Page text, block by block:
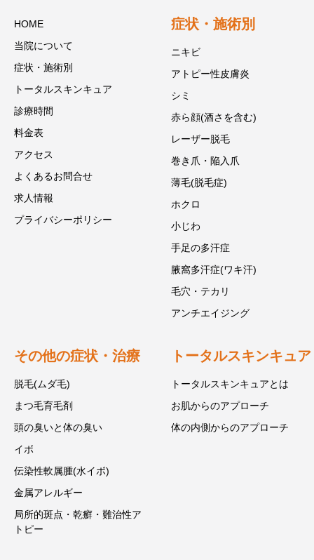
HOME
当院について
症状・施術別
トータルスキンキュア
診療時間
料金表
アクセス
よくあるお問合せ
求人情報
プライバシーポリシー
症状・施術別
ニキビ
アトピー性皮膚炎
シミ
赤ら顔(酒さを含む)
レーザー脱毛
巻き爪・陥入爪
薄毛(脱毛症)
ホクロ
小じわ
手足の多汗症
腋窩多汗症(ワキ汗)
毛穴・テカリ
アンチエイジング
その他の症状・治療
脱毛(ムダ毛)
まつ毛育毛剤
頭の臭いと体の臭い
イボ
伝染性軟属腫(水イボ)
金属アレルギー
局所的斑点・乾癬・難治性ア
トピー
トータルスキンキュア
トータルスキンキュアとは
お肌からのアプローチ
体の内側からのアプローチ